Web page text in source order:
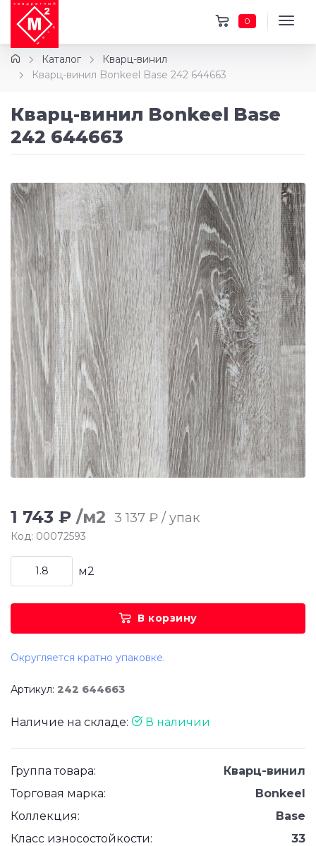
0
Каталог
Кварц-винил
Кварц-винил Bonkeel Base 242 644663
Кварц-винил Bonkeel Base
242 644663
1 743 ₽ /м2 3 137 ₽ / упак
Код: 00072593
м2
В корзину
Округляется кратно упаковке.
Артикул: 242 644663
Наличие на складе: В наличии
Группа товара:
Кварц-винил
Торговая марка:
Bonkeel
Коллекция:
Base
Класс износостойкости:
33